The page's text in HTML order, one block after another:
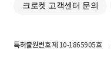
크로켓 고객센터 문의
특허출원번호제 10-1865905호